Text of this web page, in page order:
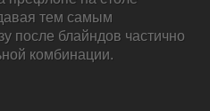
тем самым
после блайндов частично
комбинации.